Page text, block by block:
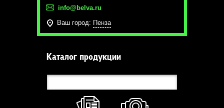
info@belva.ru
Ваш город: Пенза
Каталог продукции